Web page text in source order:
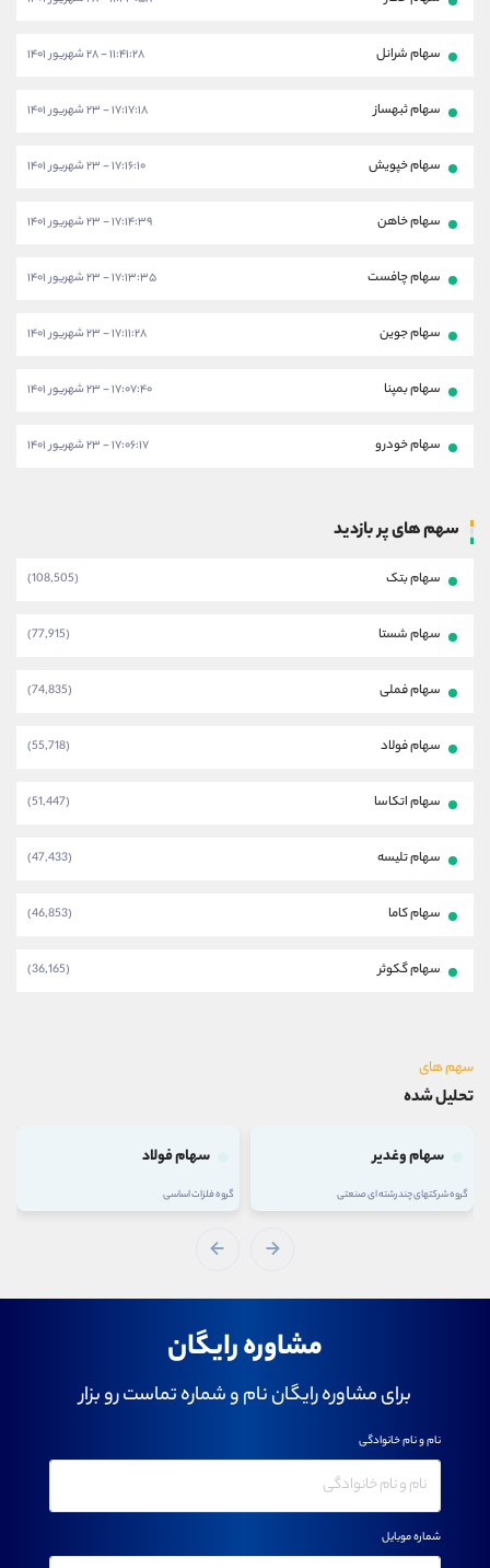
سهام شرانل ۱۱:۴۱:۲۸ - ۲۸ شهریور ۱۴۰۱
سهام ثبهساز ۱۷:۱۷:۱۸ - ۲۳ شهریور ۱۴۰۱
سهام خپویش ۱۷:۱۶:۱۰ - ۲۳ شهریور ۱۴۰۱
سهام خاهن ۱۷:۱۴:۳۹ - ۲۳ شهریور ۱۴۰۱
سهام چافست ۱۷:۱۳:۳۵ - ۲۳ شهریور ۱۴۰۱
سهام جوین ۱۷:۱۱:۲۸ - ۲۳ شهریور ۱۴۰۱
سهام بمپنا ۱۷:۰۷:۴۰ - ۲۳ شهریور ۱۴۰۱
سهام خودرو ۱۷:۰۶:۱۷ - ۲۳ شهریور ۱۴۰۱
سهم های پر بازدید
سهام بتک (108,505)
سهام شستا (77,915)
سهام فملی (74,835)
سهام فولاد (55,718)
سهام اتکاسا (51,447)
سهام تلیسه (47,433)
سهام کاما (46,853)
سهام گکوثر (36,165)
سهم های
تحلیل شده
سهام وغدیر
گروه شرکتهای چند رشته ای صنعتی
سهام فولاد
گروه فلزات اساسی
مشاوره رایگان
برای مشاوره رایگان نام و شماره تماست رو بزار
نام و نام خانوادگی
شماره موبایل